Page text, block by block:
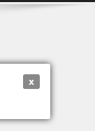
x